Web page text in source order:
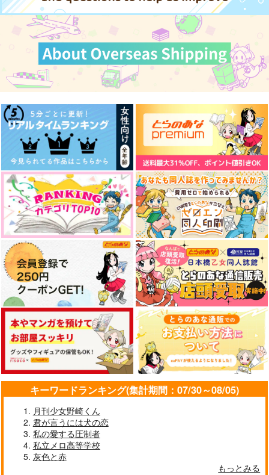
キーワードランキング(集計期間：07/30～08/05)
月刊少女野崎くん
君が言うには犬の恋
私の愛する圧制者
私立メロ高等学校
灰色と赤
もっとみる